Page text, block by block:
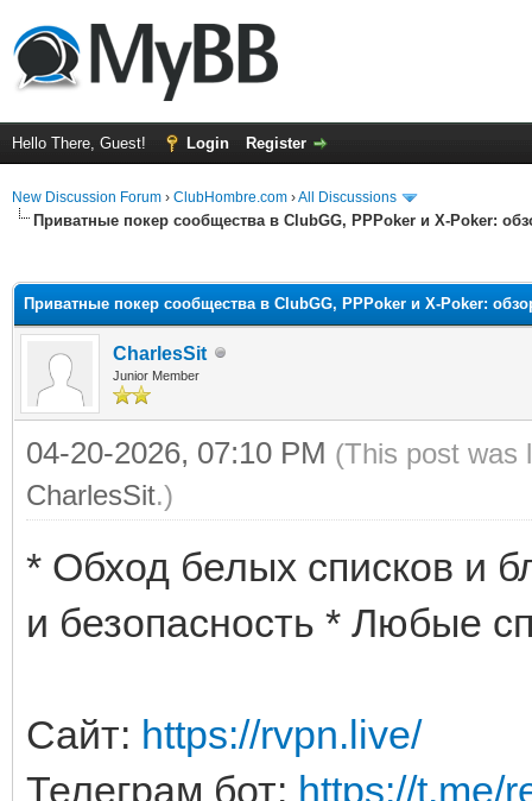
Hello There, Guest! Login Register
New Discussion Forum › ClubHombre.com ›All Discussions
Приватные покер сообщества в ClubGG, PPPoker и X-Poker:
Приватные покер сообщества в ClubGG, PPPoker и X-Poker:
CharlesSit
Junior Member
04-20-2026, 07:10 PM (This post was
CharlesSit.)
* Обход белых списков и
и безопасность * Любые
Сайт: https://rvpn.live/
Телеграм бот: https://t.me/